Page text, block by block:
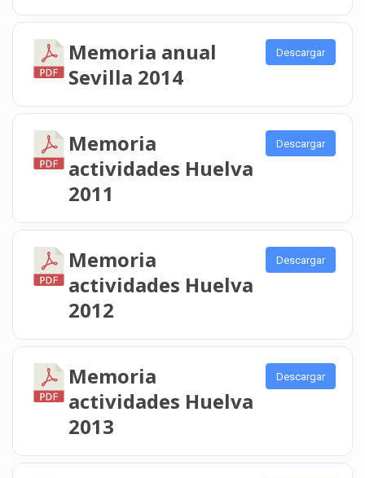
Memoria anual
Sevilla 2014
Descargar
Memoria
actividades Huelva
2011
Descargar
Memoria
actividades Huelva
2012
Descargar
Memoria
actividades Huelva
2013
Descargar